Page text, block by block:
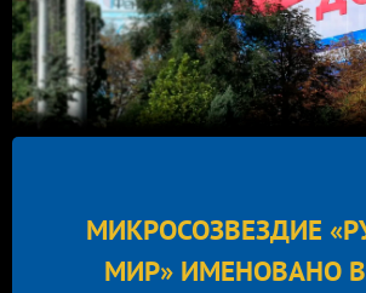
МИКРОСОЗВЕЗДИЕ
МИР» ИМЕНОВАНО